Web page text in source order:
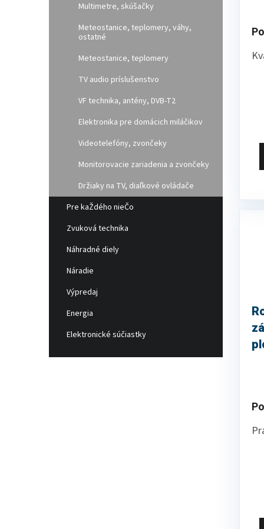
Multimetre, skúšačky
Meteostanice, teplomery, váhy,
ostatné
Meteostanice, teplomery
TV audio príslušenstvo
VF technika, antény, DVB-T2
Elektronika pre domácich miláčikov
Videotelefóny, zvončeky
Monitorovacie zariadenia a zvončeky
Držiaky na TV, diaľkové ovládače
Pre kaŽdého nieČo
Zvuková technika
Náhradné diely
Náradie
Výpredaj
Energia
Elektronické súčiastky